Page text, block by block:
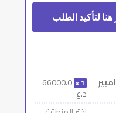
• ماكينة لحام امريكية 950 امبير 1
66000.0
د.ع